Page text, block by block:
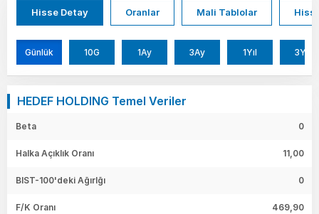
Hisse Detay Oranlar Mali Tablolar
Günlük 10G 1Ay 3Ay 1Yıl 3Yıl
HEDEF HOLDING Temel Veriler
Beta 0
Halka Açıklık Oranı 11,00
BIST-100'deki Ağırlğı 0
F/K Oranı 469,90